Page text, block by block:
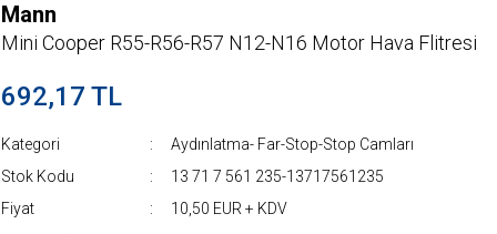
Mann
Mini Cooper R55-R56-R57 N12-N16 Motor Hava Flitresi
692,17 TL
Kategori
Aydınlatma- Far-Stop-Stop Camları
Stok Kodu
13 71 7 561 235-13717561235
Fiyat
10,50 EUR + KDV